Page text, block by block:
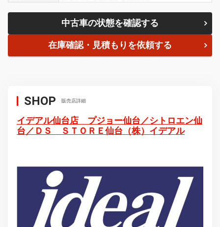
中古車の状態を確認する
在庫確認・見積もりを依頼する
SHOP 販売店詳細
イデアル仙台店 プジョー仙台／シトロエン仙
台／ＤＳ ＳＴＯＲＥ仙台（株）イデアル